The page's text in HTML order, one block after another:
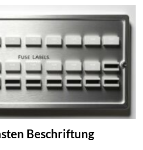
Beschriftung